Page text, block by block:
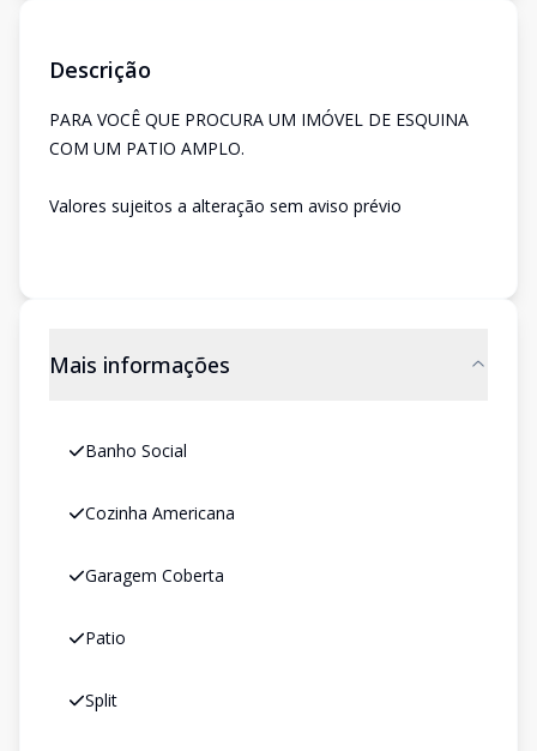
Descrição
PARA VOCÊ QUE PROCURA UM IMÓVEL DE ESQUINA
COM UM PATIO AMPLO.
Valores sujeitos a alteração sem aviso prévio
Mais informações
Banho Social
Cozinha Americana
Garagem Coberta
Patio
Split